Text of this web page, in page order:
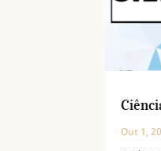
Out 1,